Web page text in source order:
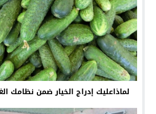
لماذاعليك إدراج الخيار ضمن نظامك